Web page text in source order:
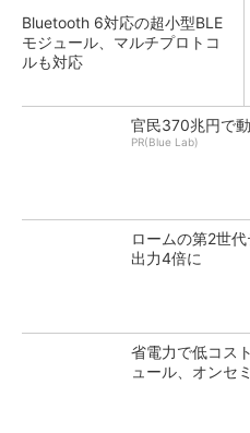
Bluetooth 6対応の超小型BLE
モジュール、マルチプロトコ
ルも対応
官民370兆円で
PR(Blue Lab)
ロームの第2世代
出力4倍に
省電力で低コス
ュール、オンセミ